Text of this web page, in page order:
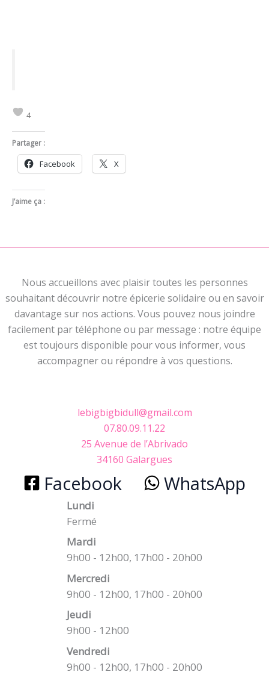
4
Partager :
Facebook X
J’aime ça :
Nous accueillons avec plaisir toutes les personnes
souhaitant découvrir notre épicerie solidaire ou en savoir
davantage sur nos actions. Vous pouvez nous joindre
facilement par téléphone ou par message : notre équipe
est toujours disponible pour vous informer, vous
accompagner ou répondre à vos questions.
lebigbigbidull@gmail.com
07.80.09.11.22
25 Avenue de l’Abrivado
34160 Galargues
Facebook WhatsApp
Lundi
Fermé
Mardi
9h00 - 12h00, 17h00 - 20h00
Mercredi
9h00 - 12h00, 17h00 - 20h00
Jeudi
9h00 - 12h00
Vendredi
9h00 - 12h00, 17h00 - 20h00